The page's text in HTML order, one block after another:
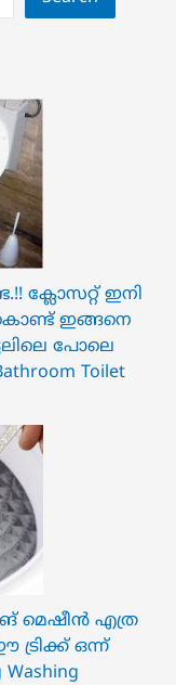
ക്ലോസറ്റ് ഇനി
ഇങ്ങനെ
പോലെ
Toilet
മെഷീൻ എത്ര
ഒന്ന്